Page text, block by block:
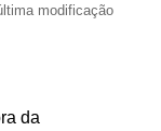
modificação
da